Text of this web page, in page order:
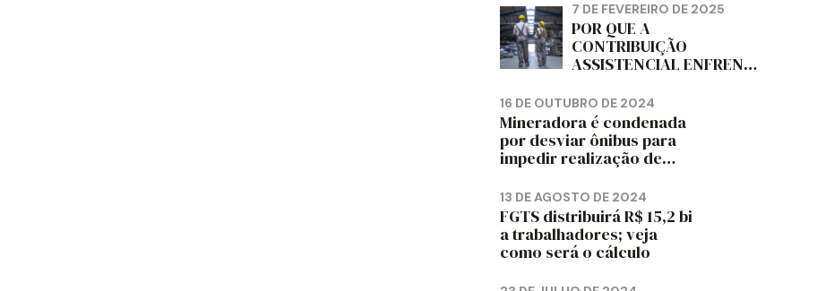
7 DE FEVEREIRO DE 2025
POR QUE A
CONTRIBUIÇÃO
ASSISTENCIAL ENFRENTA
TRABALHADORES?
16 DE OUTUBRO DE 2024
Mineradora é condenada
por desviar ônibus para
impedir realização de
13 DE AGOSTO DE 2024
FGTS distribuirá R$ 15,2 bi
a trabalhadores; veja
como será o cálculo